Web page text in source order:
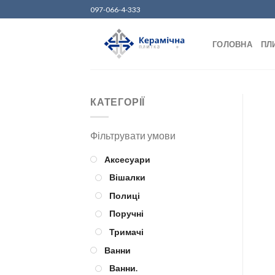
to
097-066-4-333
ГОЛОВНА
КАТЕГОРІЇ
Аксесуари
Вішалки
Полиці
Поручні
Тримачі
Ванни
Ванни.